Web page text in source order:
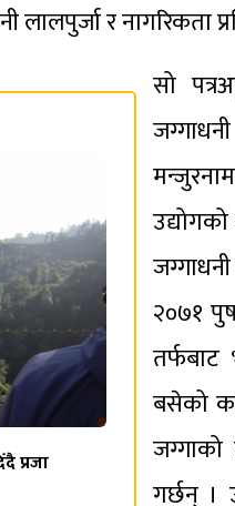
लालपुर्जा र नागरिकता
प्रजा
सो
२०७१
बसेको
जग्गाको
गर्छन् ।